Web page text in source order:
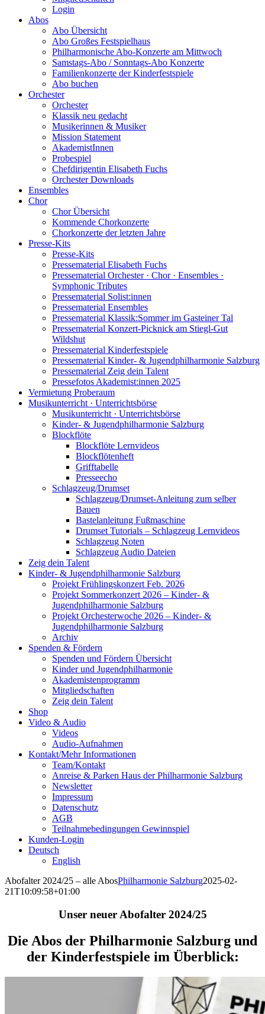
Login
Abos
Abo Übersicht
Abo Großes Festspielhaus
Philharmonische Abo-Konzerte am Mittwoch
Samstags-Abo / Sonntags-Abo Konzerte
Familienkonzerte der Kinderfestspiele
Abo buchen
Orchester
Orchester
Klassik neu gedacht
Musikerinnen & Musiker
Mission Statement
AkademistInnen
Probespiel
Chefdirigentin Elisabeth Fuchs
Orchester Downloads
Ensembles
Chor
Chor Übersicht
Kommende Chorkonzerte
Chorkonzerte der letzten Jahre
Presse-Kits
Presse-Kits
Pressematerial Elisabeth Fuchs
Pressematerial Orchester · Chor · Ensembles ·
Symphonic Tributes
Pressematerial Solist:innen
Pressematerial Ensembles
Pressematerial Klassik:Sommer im Gasteiner Tal
Pressematerial Konzert-Picknick am Stiegl-Gut
Wildshut
Pressematerial Kinderfestspiele
Pressematerial Kinder- & Jugendphilharmonie Salzburg
Pressematerial Zeig dein Talent
Pressefotos Akademist:innen 2025
Vermietung Proberaum
Musikunterricht · Unterrichtsbörse
Musikunterricht · Unterrichtsbörse
Kinder- & Jugendphilharmonie Salzburg
Blockflöte
Blockflöte Lernvideos
Blockflötenheft
Grifftabelle
Presseecho
Schlagzeug/Drumset
Schlagzeug/Drumset-Anleitung zum selber
Bauen
Bastelanleitung Fußmaschine
Drumset Tutorials – Schlagzeug Lernvideos
Schlagzeug Noten
Schlagzeug Audio Dateien
Zeig dein Talent
Kinder- & Jugendphilharmonie Salzburg
Projekt Frühlingskonzert Feb. 2026
Projekt Sommerkonzert 2026 – Kinder- &
Jugendphilharmonie Salzburg
Projekt Orchesterwoche 2026 – Kinder- &
Jugendphilharmonie Salzburg
Archiv
Spenden & Fördern
Spenden und Fördern Übersicht
Kinder und Jugendphilharmonie
Akademistenprogramm
Mitgliedschaften
Zeig dein Talent
Shop
Video & Audio
Videos
Audio-Aufnahmen
Kontakt/Mehr Informationen
Team/Kontakt
Anreise & Parken Haus der Philharmonie Salzburg
Newsletter
Impressum
Datenschutz
AGB
Teilnahmebedingungen Gewinnspiel
Kunden-Login
Deutsch
English
Abofalter 2024/25 – alle AbosPhilharmonie Salzburg2025-02-
21T10:09:58+01:00
Unser neuer Abofalter 2024/25
Die Abos der Philharmonie Salzburg und
der Kinderfestspiele im Überblick: